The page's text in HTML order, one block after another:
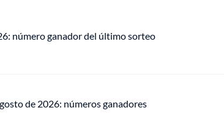
número ganador del último sorteo
de 2026: números ganadores